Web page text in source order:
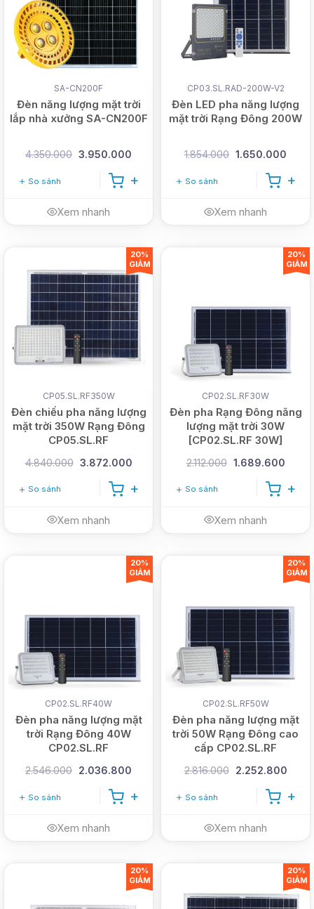
SA-CN200F
Đèn năng lượng mặt trời
lắp nhà xưởng SA-CN200F
4.350.000 3.950.000
So sánh
Xem nhanh
CP03.SL.RAD-200W-V2
Đèn LED pha năng lượng
mặt trời Rạng Đông 200W
1.854.000 1.650.000
So sánh
Xem nhanh
CP05.SL.RF350W
Đèn chiếu pha năng lượng
mặt trời 350W Rạng Đông
CP05.SL.RF
4.840.000 3.872.000
So sánh
Xem nhanh
20%
GIẢM
CP02.SL.RF30W
Đèn pha Rạng Đông năng
lượng mặt trời 30W
[CP02.SL.RF 30W]
2.112.000 1.689.600
So sánh
Xem nhanh
20%
GIẢM
CP02.SL.RF40W
Đèn pha năng lượng mặt
trời Rạng Đông 40W
CP02.SL.RF
2.546.000 2.036.800
So sánh
Xem nhanh
20%
GIẢM
CP02.SL.RF50W
Đèn pha năng lượng mặt
trời 50W Rạng Đông cao
cấp CP02.SL.RF
2.816.000 2.252.800
So sánh
Xem nhanh
20%
GIẢM
20%
GIẢM
20%
GIẢM